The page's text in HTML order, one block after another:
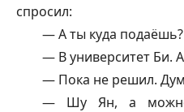
спросил:
— А ты куда подаёшь?
— В университет Би.
— Пока не решил.
— Шу Ян, а можно